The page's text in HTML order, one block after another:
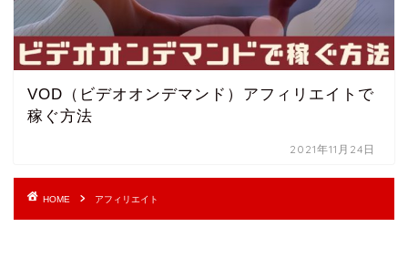
VOD（ビデオオンデマンド）アフィリエイトで
稼ぐ方法
2021年11月24日
HOME アフィリエイト